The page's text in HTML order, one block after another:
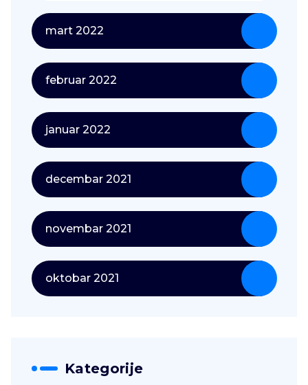
mart 2022
februar 2022
januar 2022
decembar 2021
novembar 2021
oktobar 2021
Kategorije